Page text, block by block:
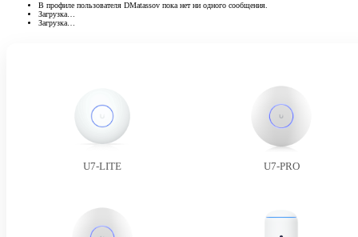
В профиле пользователя DMatassov пока нет ни одного сообщения.
Загрузка…
Загрузка…
U7-LITE U7-PRO